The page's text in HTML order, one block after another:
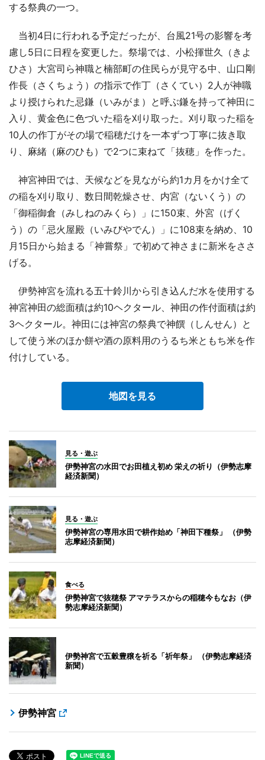
する祭典の一つ。
当初4日に行われる予定だったが、台風21号の影響を考
慮し5日に日程を変更した。祭場では、小松揮世久（きよ
ひさ）大宮司ら神職と楠部町の住民らが見守る中、山口剛
作長（さくちょう）の指示で作丁（さくてい）2人が神職
より授けられた忌鎌（いみがま）と呼ぶ鎌を持って神田に
入り、黄金色に色づいた稲を刈り取った。刈り取った稲を
10人の作丁がその場で稲穂だけを一本ずつ丁寧に抜き取
り、麻緒（麻のひも）で2つに束ねて「抜穂」を作った。
神宮神田では、天候などを見ながら約1カ月をかけ全て
の稲を刈り取り、数日間乾燥させ、内宮（ないくう）の
「御稲御倉（みしねのみくら）」に150束、外宮（げく
う）の「忌火屋殿（いみびやでん）」に108束を納め、10
月15日から始まる「神嘗祭」で初めて神さまに新米をささ
げる。
伊勢神宮を流れる五十鈴川から引き込んだ水を使用する
神宮神田の総面積は約10ヘクタール、神田の作付面積は約
3ヘクタール。神田には神宮の祭典で神饌（しんせん）と
して使う米のほか餅や酒の原料用のうるち米ともち米を作
付けしている。
地図を見る
見る・遊ぶ
伊勢神宮の水田でお田植え初め 栄えの祈り（伊勢志摩
経済新聞）
見る・遊ぶ
伊勢神宮の専用水田で耕作始め「神田下種祭」 （伊勢
志摩経済新聞）
食べる
伊勢神宮で抜穂祭 アマテラスからの稲穂今もなお（伊
勢志摩経済新聞）
伊勢神宮で五穀豊穣を祈る「祈年祭」 （伊勢志摩経済
新聞）
伊勢神宮